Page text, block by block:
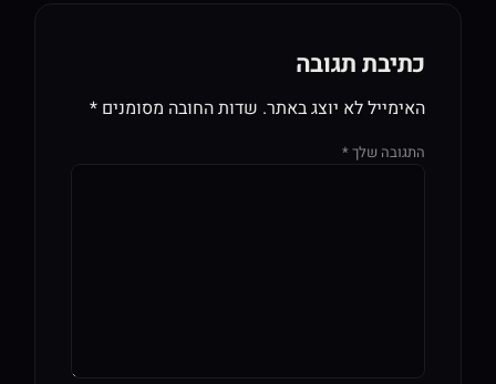
כתיבת תגובה
האימייל לא יוצג באתר. שדות החובה מסומנים *
התגובה שלך*